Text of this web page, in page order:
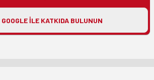
GOOGLE ILE KATKIDA BULUNUN